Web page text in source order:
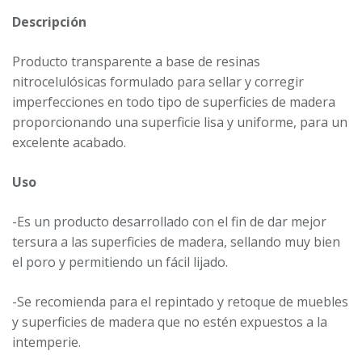
Descripción
Producto transparente a base de resinas
nitrocelulósicas formulado para sellar y corregir
imperfecciones en todo tipo de superficies de madera
proporcionando una superficie lisa y uniforme, para un
excelente acabado.
Uso
-Es un producto desarrollado con el fin de dar mejor
tersura a las superficies de madera, sellando muy bien
el poro y permitiendo un fácil lijado.
-Se recomienda para el repintado y retoque de muebles
y superficies de madera que no estén expuestos a la
intemperie.